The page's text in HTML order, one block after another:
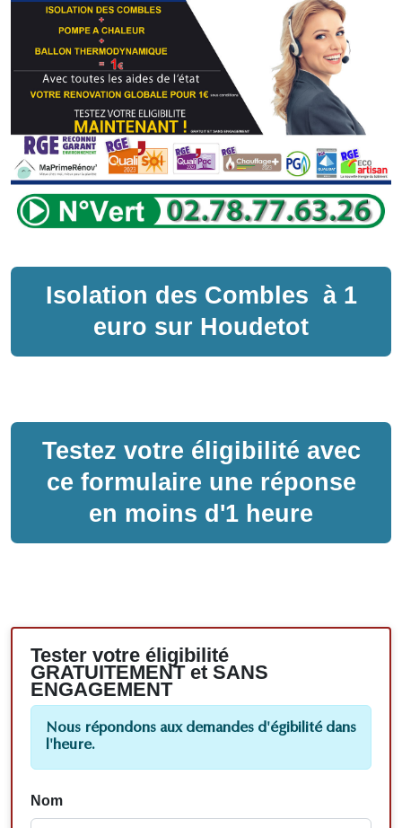
Isolation des Combles à 1
euro sur Houdetot
Testez votre éligibilité avec
ce formulaire une réponse
en moins d'1 heure
Tester votre éligibilité
GRATUITEMENT et SANS
ENGAGEMENT
Nous répondons aux demandes d'égibilité dans
l'heure.
Nom